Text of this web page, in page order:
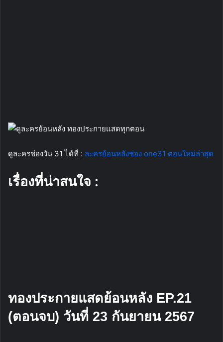
ดูละครช่องวัน 31 ได้ที่ : ละครย้อนหลังช่อง one31 ตอนใหม่ล่าสุด
เรื่องที่น่าสนใจ :
ทองประกายแสดย้อนหลัง EP.21
(ตอนจบ) วันที่ 23 กันยายน 2567